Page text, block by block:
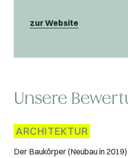
zur Website
Unsere
ARCHITEKTUR
Der Baukörper (Neubau in